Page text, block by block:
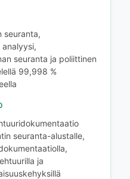
seuranta,
seuranta ja poliittinen
99,998 %
seuranta-alustalle,
ja